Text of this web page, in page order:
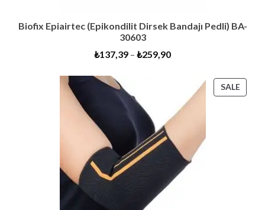
Biofix Epiairtec (Epikondilit Dirsek Bandajı Pedli) BA-
30603
₺137,39 – ₺259,90
SALE
ON